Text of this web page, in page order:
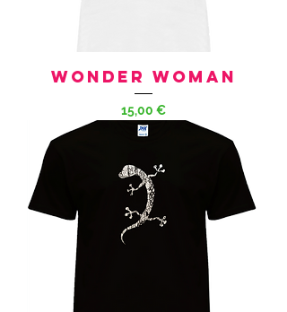
WONDER WOMAN
Prezzo
15,00 €